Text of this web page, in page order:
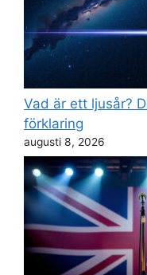
Vad är ett ljusår?
förklaring
augusti 8, 2026